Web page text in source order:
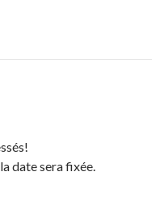
date sera fixée.